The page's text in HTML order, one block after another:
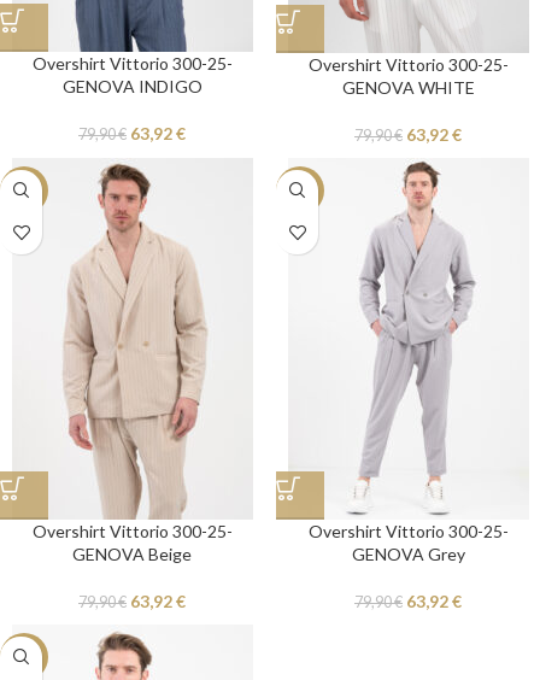
Overshirt Vittorio 300-25-
GENOVA INDIGO
79,90€ 63,92€
Overshirt Vittorio 300-25-
GENOVA WHITE
79,90€ 63,92€
-20%
Overshirt Vittorio 300-25-
GENOVA Beige
79,90€ 63,92€
-20%
Overshirt Vittorio 300-25-
GENOVA Grey
79,90€ 63,92€
-20%